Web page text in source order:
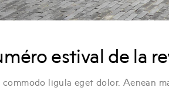
estival de la
ligula eget dolor. Aenean